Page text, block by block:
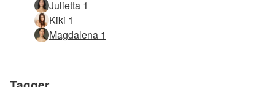
Julietta 1
Kiki 1
Magdalena 1